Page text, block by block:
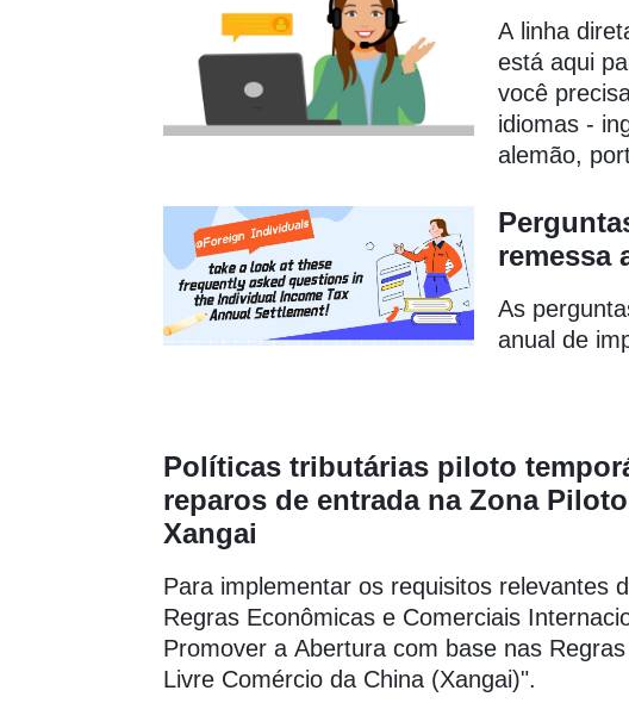
A linha
está aqui
você
idiomas -
alemão,
remessa
As
anual de
Políticas tributárias piloto
reparos de entrada na Zona
Xangai
Para implementar os requisitos relevantes
Regras Econômicas e Comerciais
Promover a Abertura com base nas
Livre Comércio da China (Xangai)".